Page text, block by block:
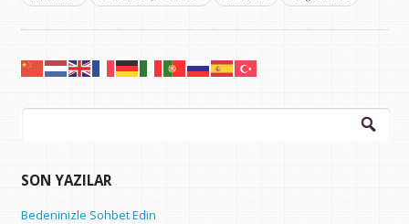
Arama:
SON YAZILAR
Bedeninizle Sohbet Edin